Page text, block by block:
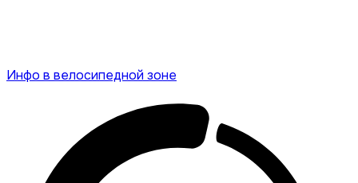
Инфо в велосипедной зоне